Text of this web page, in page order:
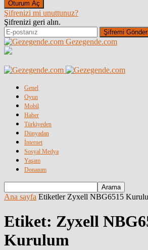
Şifrenizi mi unuttunuz?
Şifrenizi geri alın.
Gezegende.com
Genel
Oyun
Mobil
Haber
Türkiyeden
Dünyadan
İnternet
Sosyal Medya
Yaşam
Donanım
Ana sayfa Etiketler Zyxell NBG6515
Etiket: Zyxell
Kurulum